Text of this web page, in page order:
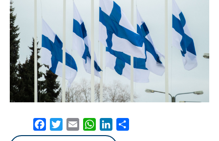
FacebookTwitterEmail WhatsApp
LinkedIn